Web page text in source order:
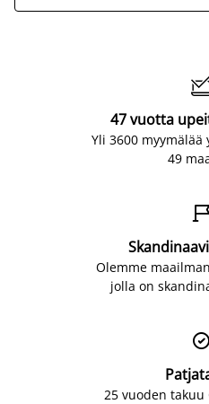
47 vuotta
Yli 3600
49

Olemme
jolla on

25 vuoden takuu